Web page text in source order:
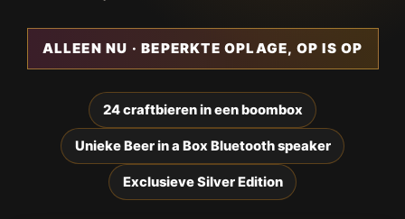
ALLEEN NU · BEPERKTE OPLAGE, OP IS OP
24 craftbieren in een boombox
Unieke Beer in a Box Bluetooth speaker
Exclusieve Silver Edition